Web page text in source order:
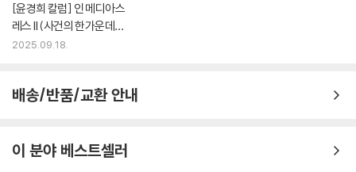
[윤경희 칼럼] 인 메디아스
레스 II (사건의 한가운데서 I
I)
2025.09.18.
배송/반품/교환 안내
이 분야 베스트셀러